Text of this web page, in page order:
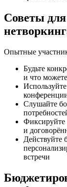
Советы
Опытные
Будьте
и что
Слушайте
Фиксируйте
и
Действуйте
встречи